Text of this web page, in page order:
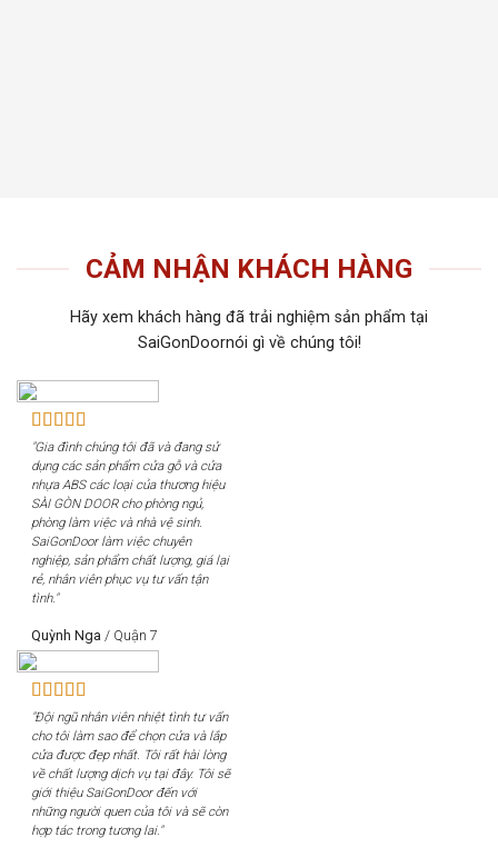
CẢM NHẬN KHÁCH HÀNG
Hãy xem khách hàng đã trải nghiệm sản phẩm tại
SaiGonDoornói gì về chúng tôi!
"Gia đình chúng tôi đã và đang sử
dụng các sản phẩm cửa gỗ và cửa
nhựa ABS các loại của thương hiệu
SÀI GÒN DOOR cho phòng ngủ,
phòng làm việc và nhà vệ sinh.
SaiGonDoor làm việc chuyên
nghiệp, sản phẩm chất lượng, giá lại
rẻ, nhân viên phục vụ tư vấn tận
tình."
Quỳnh Nga / Quận 7
"Đội ngũ nhân viên nhiệt tình tư vấn
cho tôi làm sao để chọn cửa và lắp
cửa được đẹp nhất. Tôi rất hài lòng
về chất lượng dịch vụ tại đây. Tôi sẽ
giới thiệu SaiGonDoor đến với
những người quen của tôi và sẽ còn
hợp tác trong tương lai."